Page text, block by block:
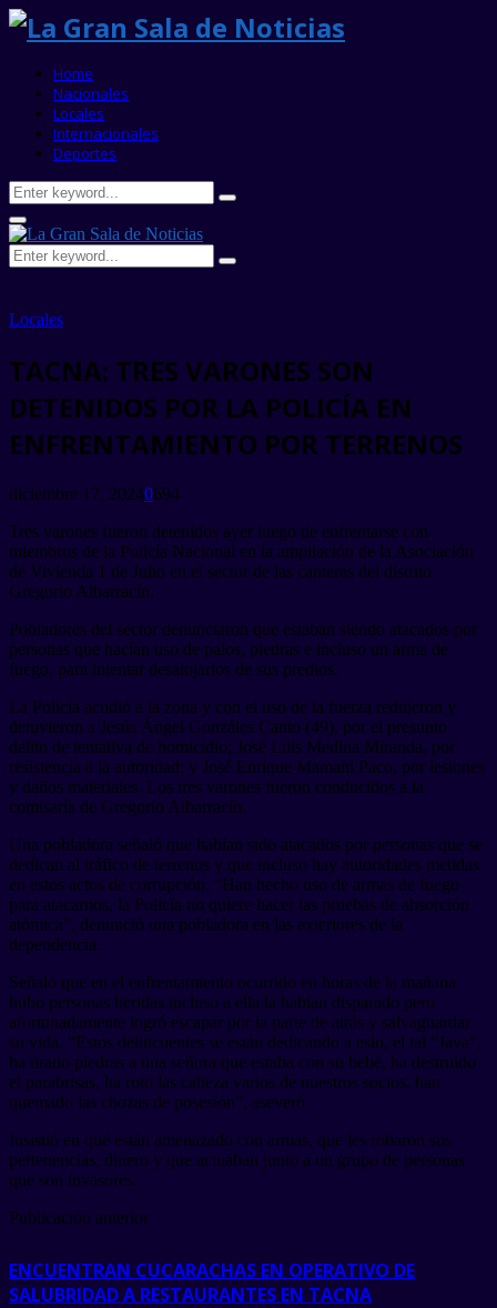
Home
Nacionales
Locales
Internacionales
Deportes
Search
for:
Search
Primary
Menu
Search
for:
Search
Locales
TACNA: TRES VARONES SON
DETENIDOS POR LA POLICÍA EN
ENFRENTAMIENTO POR TERRENOS
diciembre 17, 20240694
Tres varones fueron detenidos ayer luego de enfrentarse con
miembros de la Policía Nacional en la ampliación de la Asociación
de Vivienda 1 de Julio en el sector de las canteras del distrito
Gregorio Albarracín.
Pobladores del sector denunciaron que estaban siendo atacados por
personas que hacían uso de palos, piedras e incluso un arma de
fuego, para intentar desalojarlos de sus predios.
La Policía acudió a la zona y con el uso de la fuerza redujeron y
detuvieron a Jesús Ángel Gonzáles Canto (49), por el presunto
delito de tentativa de homicidio; José Luis Medina Miranda, por
resistencia a la autoridad; y José Enrique Mamani Paco, por lesiones
y daños materiales. Los tres varones fueron conducidos a la
comisaría de Gregorio Albarracín.
Una pobladora señaló que habían sido atacados por personas que se
dedican al tráfico de terrenos y que incluso hay autoridades metidas
en estos actos de corrupción. “Han hecho uso de armas de fuego
para atacarnos, la Policía no quiere hacer las pruebas de absorción
atómica”, denunció una pobladora en las exteriores de la
dependencia.
Señaló que en el enfrentamiento ocurrido en horas de la mañana
hubo personas heridas incluso a ella la habían disparado pero
afortunadamente logró escapar por la parte de atrás y salvaguardar
su vida. “Estos delincuentes se están dedicando a esto, el tal “Java”,
ha tirado piedras a una señora que estaba con su bebé, ha destruido
el parabrisas, ha roto las cabeza varios de nuestros socios, han
quemado las chozas de posesión”, aseveró.
Insistió en qué están amenazado con armas, que les robaron sus
pertenencias, dinero y que actuaban junto a un grupo de personas
que son invasores.
Publicación anterior
ENCUENTRAN CUCARACHAS EN OPERATIVO DE
SALUBRIDAD A RESTAURANTES EN TACNA